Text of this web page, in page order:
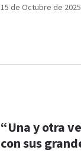
15 de Octubre de 2025
“Una y otra
con sus